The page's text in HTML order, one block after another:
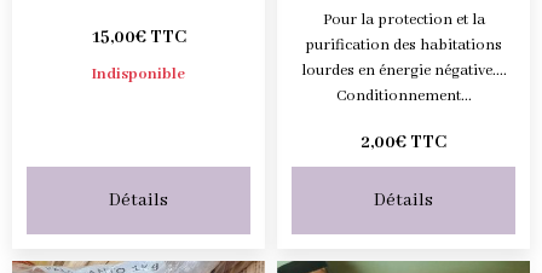
15,00€ TTC
Indisponible
Détails
Pour la protection et la
purification des habitations
lourdes en énergie négative....
Conditionnement...
2,00€ TTC
Détails